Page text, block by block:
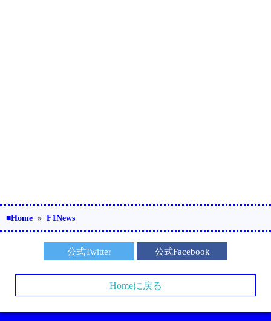
■Home » F1News
公式Twitter 公式Facebook
Homeに戻る